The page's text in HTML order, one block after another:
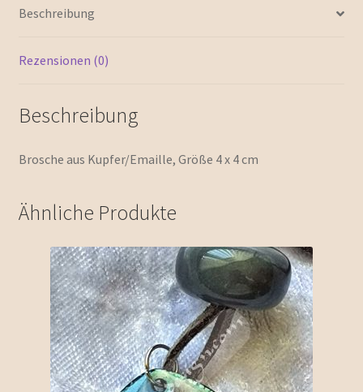
Beschreibung
Rezensionen (0)
Beschreibung
Brosche aus Kupfer/Emaille, Größe 4 x 4 cm
Ähnliche Produkte